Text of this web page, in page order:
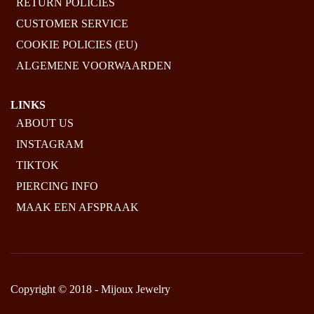
RETURN POLICIES
CUSTOMER SERVICE
COOKIE POLICIES (EU)
ALGEMENE VOORWAARDEN
LINKS
ABOUT US
INSTAGRAM
TIKTOK
PIERCING INFO
MAAK EEN AFSPRAAK
Copyright © 2018 - Mijoux Jewelry